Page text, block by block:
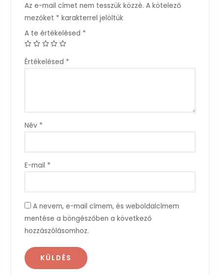
Az e-mail címet nem tesszük közzé. A kötelező
mezőket * karakterrel jelöltük
A te értékelésed *
Értékelésed *
Név *
E-mail *
A nevem, e-mail címem, és weboldalcímem
mentése a böngészőben a következő
hozzászólásomhoz.